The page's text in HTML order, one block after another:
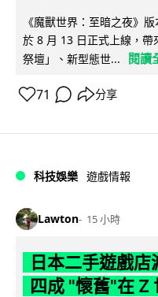
《魔獸世界：至暗之夜》
於 8 月 13 日正式上線，
祭壇」、新型態世...
閱讀
71 分享
科技娛樂 遊戲情報
Lawton 15 小時
日本二手遊戲
四成 "懷舊"在 Z